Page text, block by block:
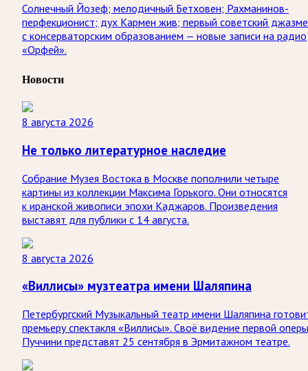
Солнечный Йозеф; мелодичный Бетховен; Рахманинов-
перфекционист; дух Кармен жив; первый советский
с консерваторским образованием — новые записи на радио
«Орфей».
Новости
8 августа 2026
Не только литературное наследие
Собрание Музея Востока в Москве пополнили четыре
картины из коллекции Максима Горького. Они относятся
к иранской живописи эпохи Каджаров. Произведения
выставят для публики с 14 августа.
8 августа 2026
«Виллисы» музтеатра имени Шаляпина
Петербургский Музыкальный театр имени Шаляпина
премьеру спектакля «Виллисы». Своё видение первой оперы
Пуччини представят 25 сентября в Эрмитажном театре.